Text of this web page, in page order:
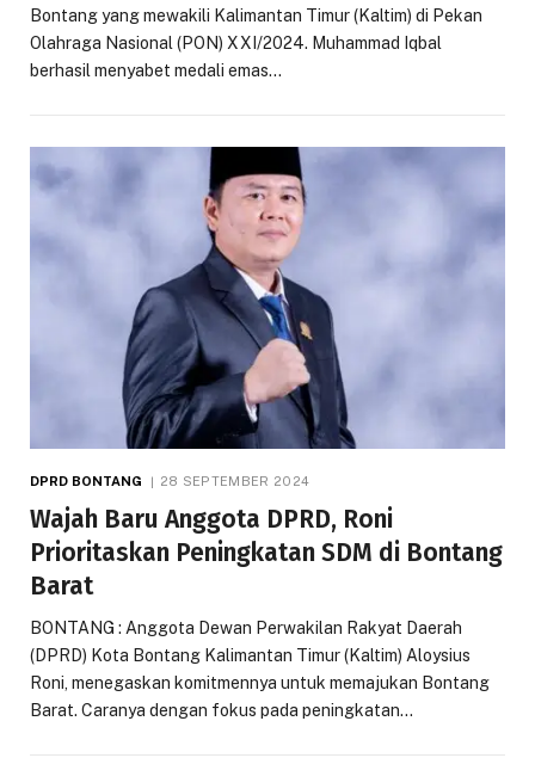
Bontang yang mewakili Kalimantan Timur (Kaltim) di Pekan
Olahraga Nasional (PON) XXI/2024. Muhammad Iqbal
berhasil menyabet medali emas…
DPRD BONTANG 28 SEPTEMBER 2024
Wajah Baru Anggota DPRD, Roni
Prioritaskan Peningkatan SDM di Bontang
Barat
BONTANG : Anggota Dewan Perwakilan Rakyat Daerah
(DPRD) Kota Bontang Kalimantan Timur (Kaltim) Aloysius
Roni, menegaskan komitmennya untuk memajukan Bontang
Barat. Caranya dengan fokus pada peningkatan…